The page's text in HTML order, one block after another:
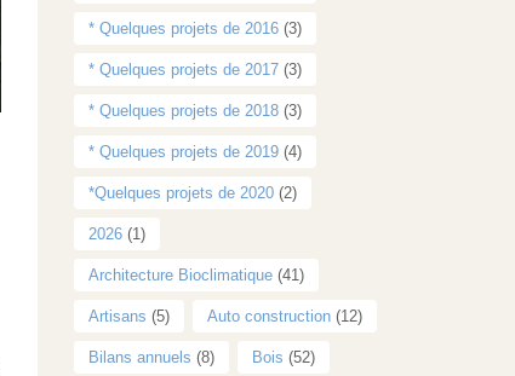
* Quelques projets de 2016(3)
* Quelques projets de 2017(3)
* Quelques projets de 2018(3)
* Quelques projets de 2019(4)
*Quelques projets de 2020(2)
2026(1)
Architecture Bioclimatique(41)
Artisans (5) Auto construction(12)
Bilans annuels (8) Bois (52)